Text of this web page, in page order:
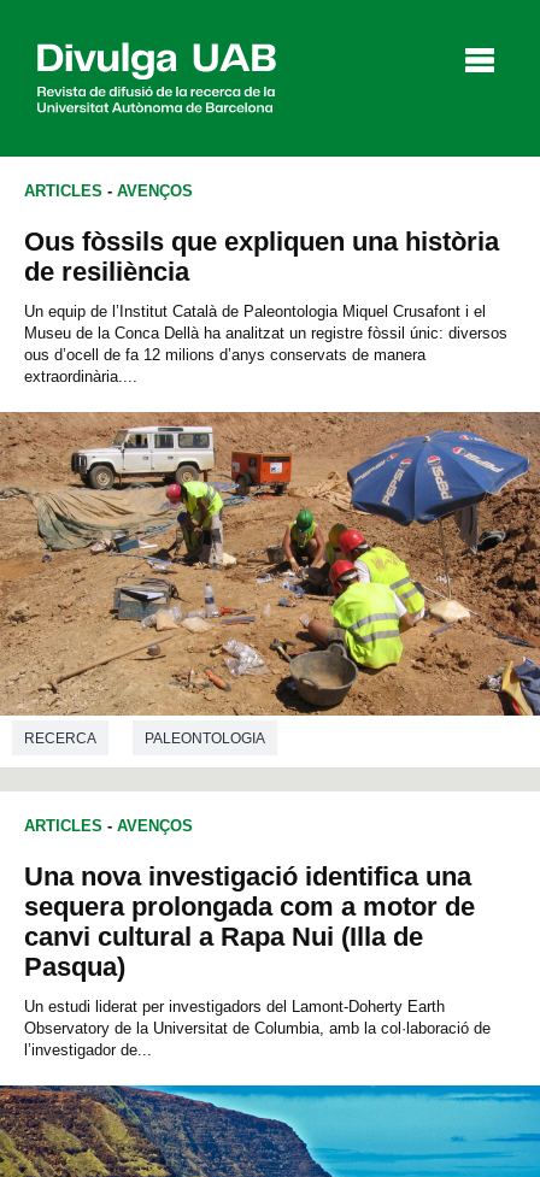
Entrevistes
Agenda
English Español
CERCAR
ARTICLES - AVENÇOS
Ous fòssils que expliquen una història
de resiliència
Un equip de l’Institut Català de Paleontologia Miquel Crusafont i el
Museu de la Conca Dellà ha analitzat un registre fòssil únic: diversos
ous d’ocell de fa 12 milions d’anys conservats de manera
extraordinària....
RECERCA PALEONTOLOGIA
ARTICLES - AVENÇOS
Una nova investigació identifica una
sequera prolongada com a motor de
canvi cultural a Rapa Nui (Illa de
Pasqua)
Un estudi liderat per investigadors del Lamont-Doherty Earth
Observatory de la Universitat de Columbia, amb la col·laboració de
l’investigador de...